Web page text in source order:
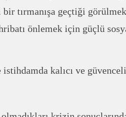
tırmanışa geçtiği
önlemek için güçlü
kalıcı ve